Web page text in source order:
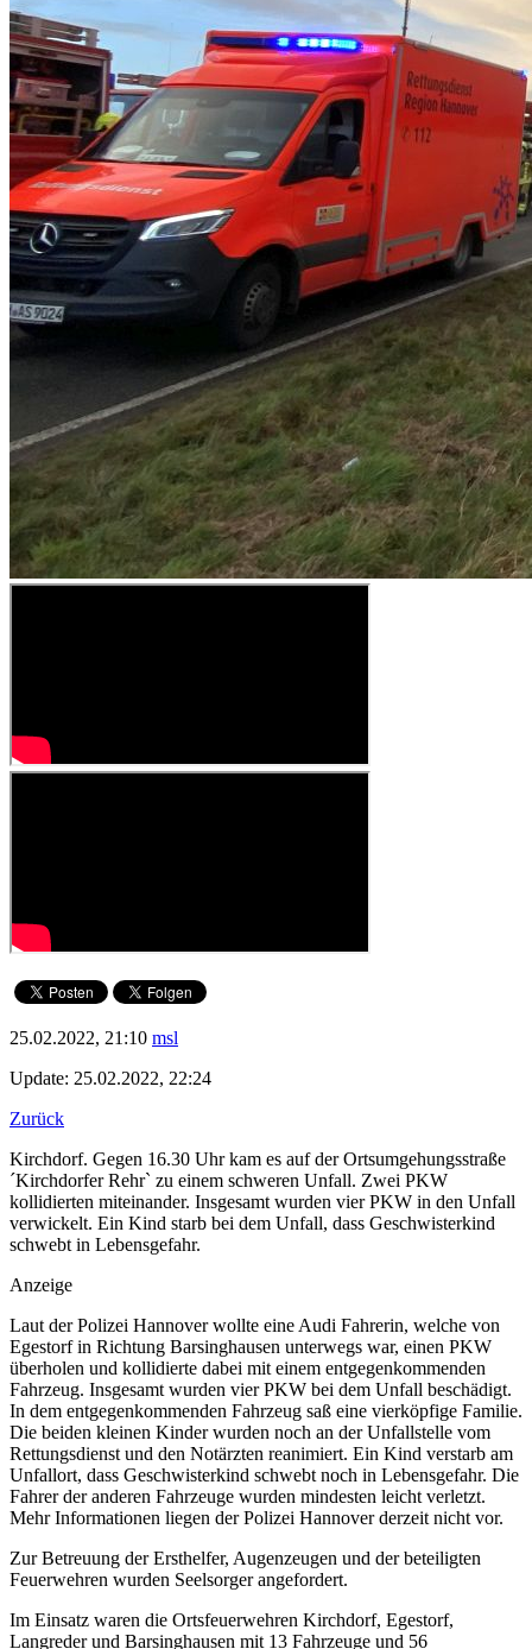
25.02.2022, 21:10 msl
Update: 25.02.2022, 22:24
Zurück
Kirchdorf. Gegen 16.30 Uhr kam es auf der Ortsumgehungsstraße
´Kirchdorfer Rehr` zu einem schweren Unfall. Zwei PKW
kollidierten miteinander. Insgesamt wurden vier PKW in den Unfall
verwickelt. Ein Kind starb bei dem Unfall, dass Geschwisterkind
schwebt in Lebensgefahr.
Anzeige
Laut der Polizei Hannover wollte eine Audi Fahrerin, welche von
Egestorf in Richtung Barsinghausen unterwegs war, einen PKW
überholen und kollidierte dabei mit einem entgegenkommenden
Fahrzeug. Insgesamt wurden vier PKW bei dem Unfall beschädigt.
In dem entgegenkommenden Fahrzeug saß eine vierköpfige Familie.
Die beiden kleinen Kinder wurden noch an der Unfallstelle vom
Rettungsdienst und den Notärzten reanimiert. Ein Kind verstarb am
Unfallort, dass Geschwisterkind schwebt noch in Lebensgefahr. Die
Fahrer der anderen Fahrzeuge wurden mindesten leicht verletzt.
Mehr Informationen liegen der Polizei Hannover derzeit nicht vor.
Zur Betreuung der Ersthelfer, Augenzeugen und der beteiligten
Feuerwehren wurden Seelsorger angefordert.
Im Einsatz waren die Ortsfeuerwehren Kirchdorf, Egestorf,
Langreder und Barsinghausen mit 13 Fahrzeuge und 56